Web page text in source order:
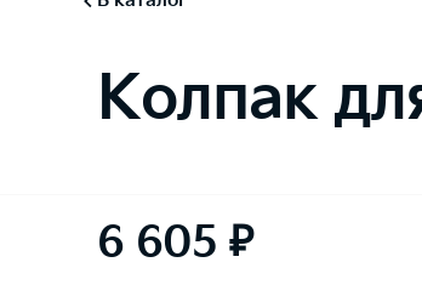
Колпак
6 605 ₽